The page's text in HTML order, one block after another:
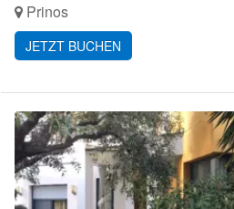
Prinos
JETZT BUCHEN